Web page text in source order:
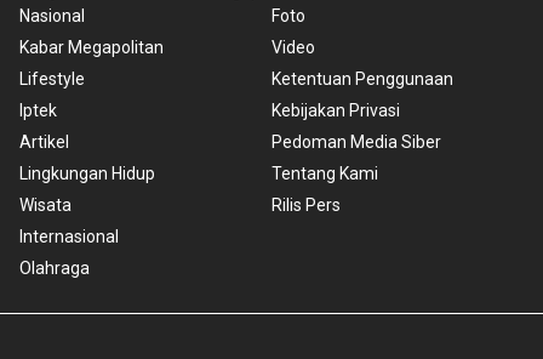
Nasional
Kabar Megapolitan
Lifestyle
Iptek
Artikel
Lingkungan Hidup
Wisata
Internasional
Olahraga
Foto
Video
Ketentuan Penggunaan
Kebijakan Privasi
Pedoman Media Siber
Tentang Kami
Rilis Pers